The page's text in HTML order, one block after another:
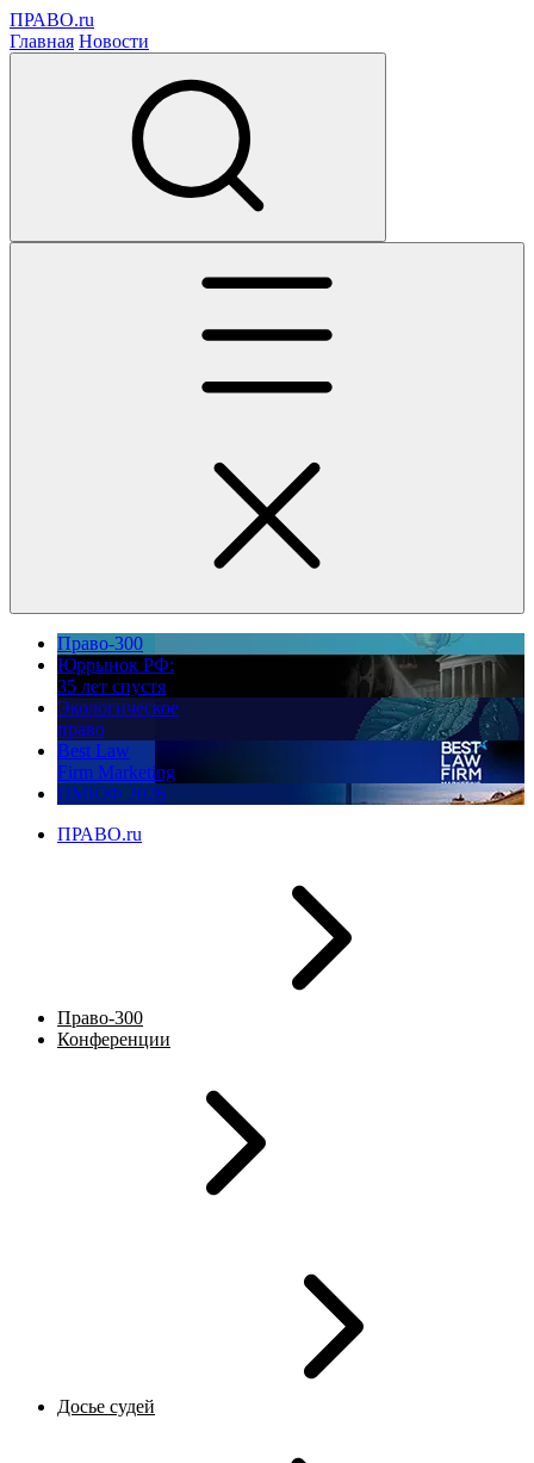
ПРАВО.ru
Главная Новости
Право-300
Юррынок РФ:
35 лет спустя
Экологическое
право
Best Law
Firm Marketing
ПМЮФ 2026
ПРАВО.ru
Право-300
Конференции
Досье судей